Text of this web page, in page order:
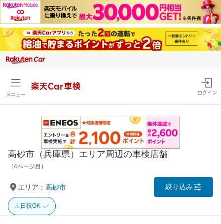
メニュー
楽天Car車検
ログイン
高砂市（兵庫県）エリア周辺の車検店舗
（4ページ目）
エリア： 高砂市 絞り込み
土日祝OK